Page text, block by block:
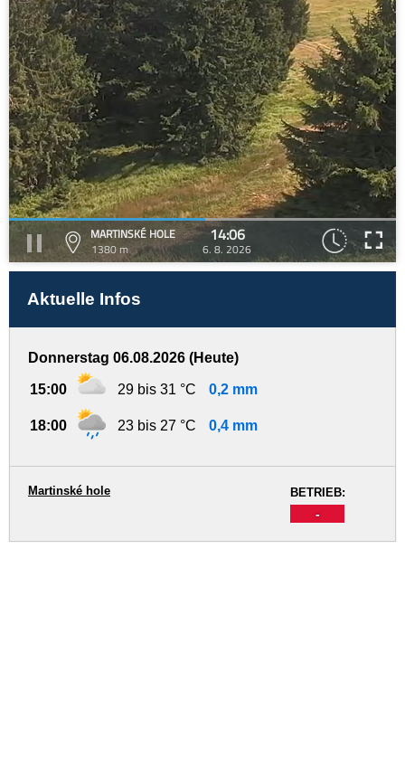
MARTINSKÉ HOLE
1380 m
14:06
6. 8. 2026
Aktuelle Infos
Donnerstag 06.08.2026 (Heute)
15:00 29 bis 31 °C 0,2 mm
18:00 23 bis 27 °C 0,4 mm
BETRIEB:
-
Martinské hole